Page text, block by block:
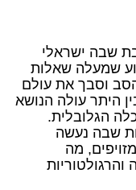
שבה ישראלי
שמעלה שאלות
וסבך את עולם
היתר עולה הנושא
הגלובלית.
שבה נעשה
מה